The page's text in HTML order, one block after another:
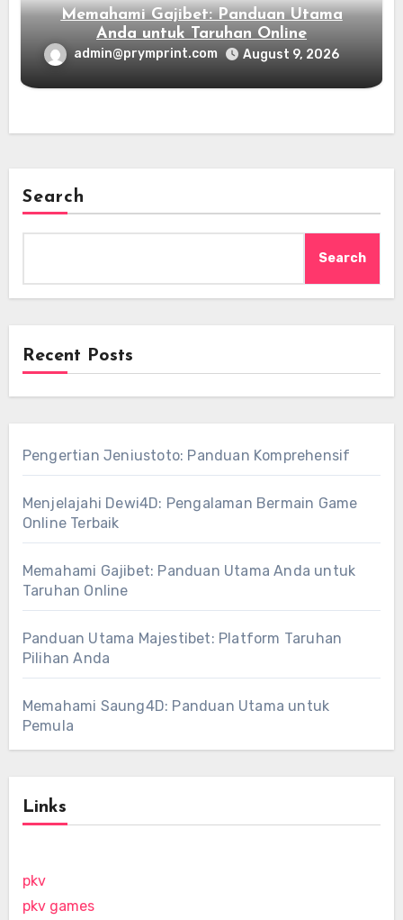
Memahami Gajibet: Panduan Utama
Anda untuk Taruhan Online
admin@prymprint.com August 9, 2026
Search
Search
Recent Posts
Pengertian Jeniustoto: Panduan Komprehensif
Menjelajahi Dewi4D: Pengalaman Bermain Game
Online Terbaik
Memahami Gajibet: Panduan Utama Anda untuk
Taruhan Online
Panduan Utama Majestibet: Platform Taruhan
Pilihan Anda
Memahami Saung4D: Panduan Utama untuk
Pemula
Links
pkv
pkv games